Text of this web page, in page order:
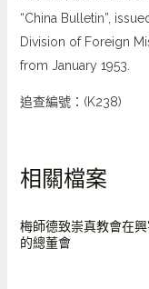
“China Bulletin”,
Division of Foreign
from January 1953.
追查編號：(K238)
相關檔案
梅師德致崇真教會在
的總董會